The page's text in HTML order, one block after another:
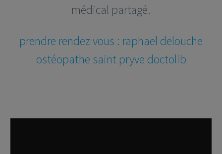
médical partagé.
prendre rendez vous : raphael delouche
ostéopathe saint pryve doctolib